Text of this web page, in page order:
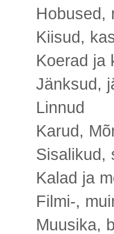
Hobused,
Kiisud,
Koerad ja
Jänksud,
Linnud
Karud,
Sisalikud,
Kalad ja
Filmi-,
Muusika,